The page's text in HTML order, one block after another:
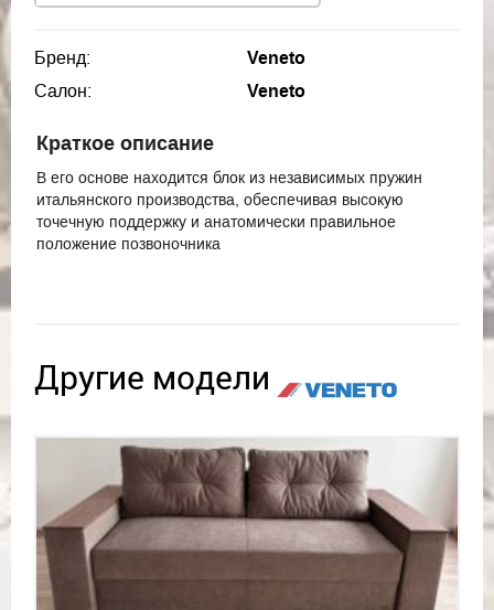
Бренд:
Veneto
Салон:
Veneto
Краткое описание
В его основе находится блок из независимых пружин
итальянского производства, обеспечивая высокую
точечную поддержку и анатомически правильное
положение позвоночника
Другие модели